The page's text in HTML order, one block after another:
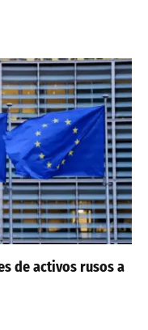
de activos rusos a